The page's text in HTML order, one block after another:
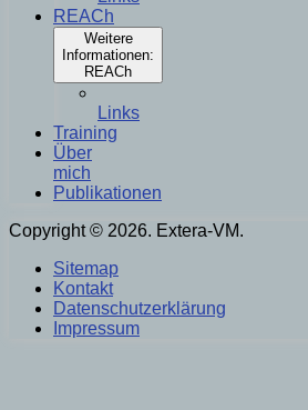
REACh
Weitere
Informationen:
REACh
Links
Training
Über
mich
Publikationen
Copyright © 2026. Extera-VM.
Sitemap
Kontakt
Datenschutzerklärung
Impressum